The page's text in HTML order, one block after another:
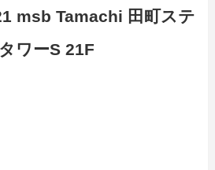
msb Tamachi 田町ステ
ワーS 21F